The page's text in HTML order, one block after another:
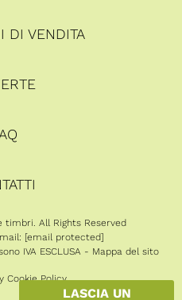
DI VENDITA
All Rights Reserved
[email protected]
IVA ESCLUSA - Mappa del sito
Cookie Policy
LASCIA UN